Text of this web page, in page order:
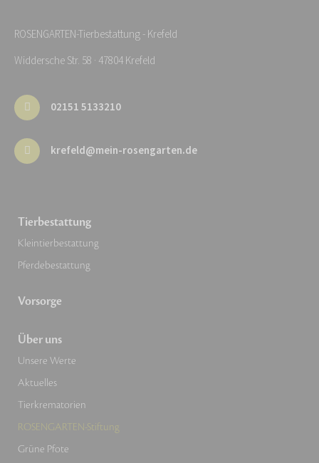
ROSENGARTEN-Tierbestattung - Krefeld
Widdersche Str. 58 · 47804 Krefeld
02151 5133210
krefeld@mein-rosengarten.de
Tierbestattung
Kleintierbestattung
Pferdebestattung
Vorsorge
Über uns
Unsere Werte
Aktuelles
Tierkrematorien
ROSENGARTEN-Stiftung
Grüne Pfote